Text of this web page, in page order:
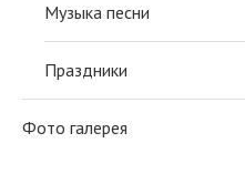
Музыка песни
Праздники
Фото галерея